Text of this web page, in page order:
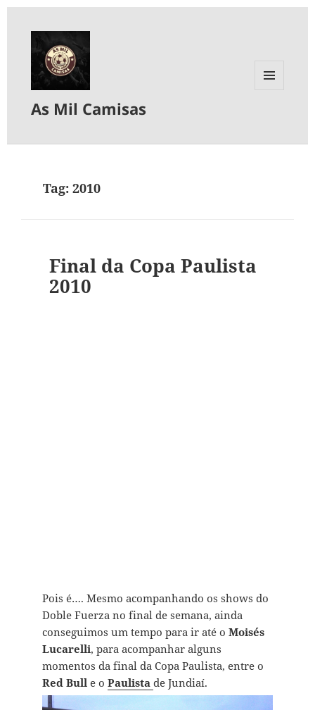
As Mil Camisas
Tag:2010
Final da Copa Paulista
2010
Pois é…. Mesmo acompanhando os shows do
Doble Fuerza no final de semana, ainda
conseguimos um tempo para ir até o Moisés
Lucarelli, para acompanhar alguns
momentos da final da Copa Paulista, entre o
Red Bull e o Paulista de Jundiaí.